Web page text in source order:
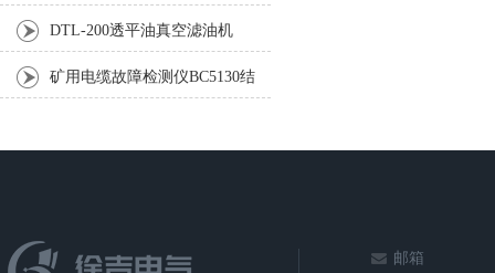
DTL-200透平油真空滤油机
DTL系列透平油真空滤油机
矿用电缆故障检测仪BC5130结
邮箱